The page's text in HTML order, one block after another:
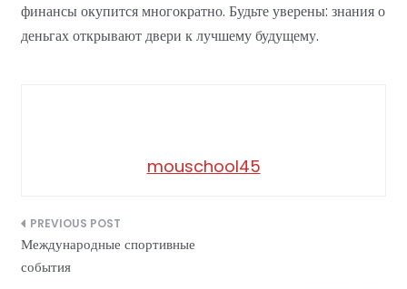
финансы окупится многократно. Будьте уверены: знания о
деньгах открывают двери к лучшему будущему.
mouschool45
Навигация
по
Международные спортивные
события